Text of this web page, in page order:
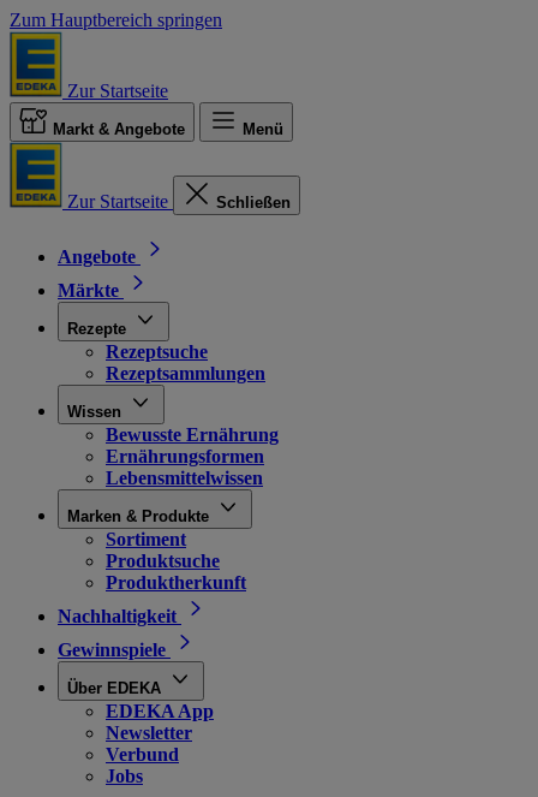
Zum Hauptbereich springen
Zur Startseite
Markt & Angebote Menü
Zur Startseite Schließen
Angebote
Märkte
Rezepte
Rezeptsuche
Rezeptsammlungen
Wissen
Bewusste Ernährung
Ernährungsformen
Lebensmittelwissen
Marken & Produkte
Sortiment
Produktsuche
Produktherkunft
Nachhaltigkeit
Gewinnspiele
Über EDEKA
EDEKA App
Newsletter
Verbund
Jobs